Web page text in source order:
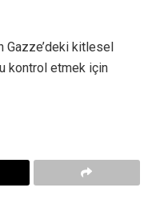
Gazze’deki kitlesel
kontrol etmek için